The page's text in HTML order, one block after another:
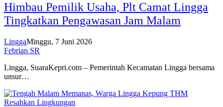
Himbau Pemilik Usaha, Plt Camat Lingga
Tingkatkan Pengawasan Jam Malam
LinggaMinggu, 7 Juni 2026
Febrian SR
Lingga, SuaraKepri.com – Pemerintah Kecamatan Lingga bersama
unsur…